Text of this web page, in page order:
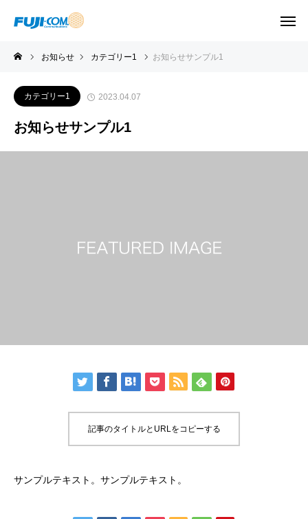
お知らせ カテゴリー1 お知らせサンプル1
カテゴリー1 2023.04.07
お知らせサンプル1
記事のタイトルとURLをコピーする
サンプルテキスト。サンプルテキスト。